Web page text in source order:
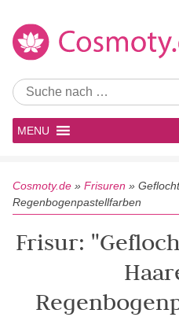
MENU
Cosmoty.de » Frisuren »
Regenbogenpastellfarben
Frisur: